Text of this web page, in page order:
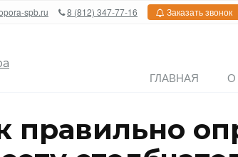
spb.ru 8 (812) 347-77-16 Заказать звонок
ГЛАВНАЯ О
правильно